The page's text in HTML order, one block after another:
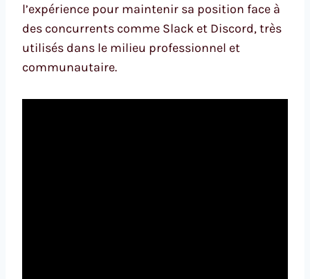
l’expérience pour maintenir sa position face à
des concurrents comme Slack et Discord, très
utilisés dans le milieu professionnel et
communautaire.